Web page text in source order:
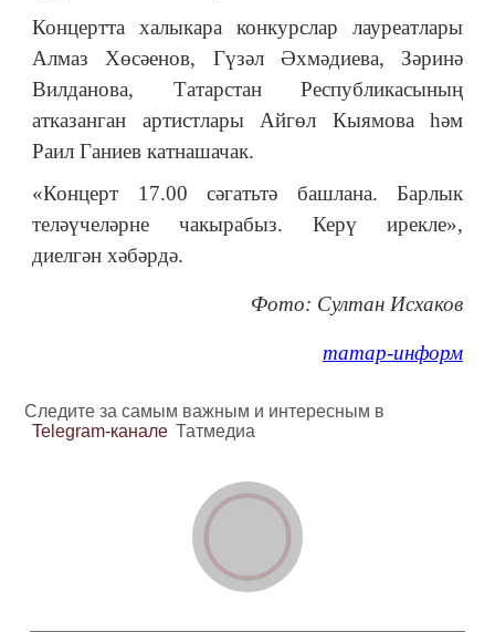
Концертта халыкара конкурслар лауреатлары
Алмаз Хөсәенов, Гүзәл Әхмәдиева, Зәринә
Вилданова, Татарстан Республикасының
атказанган артистлары Айгөл Кыямова һәм
Раил Ганиев катнашачак.
«Концерт 17.00 сәгатьтә башлана. Барлык
теләүчеләрне чакырабыз. Керү ирекле»,
диелгән хәбәрдә.
Фото: Султан Исхаков
татар-информ
Следите за самым важным и интересным в
Telegram-канале Татмедиа